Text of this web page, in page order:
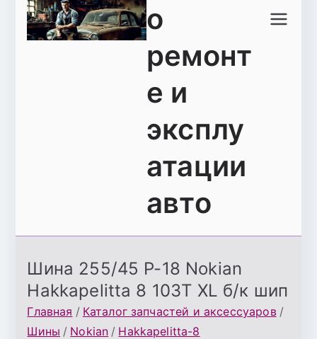
о
ремонт
е и
эксплу
атации
авто
Шина 255/45 Р-18 Nokian
Hakkapelitta 8 103T XL б/к шип
Главная
Каталог запчастей и аксессуаров
Шины
Nokian Hakkapelitta-8